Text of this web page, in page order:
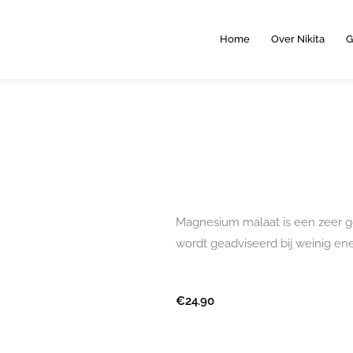
Home Over Nikita
Magnesium malaat is een zeer
wordt geadviseerd bij weinig
€24.90